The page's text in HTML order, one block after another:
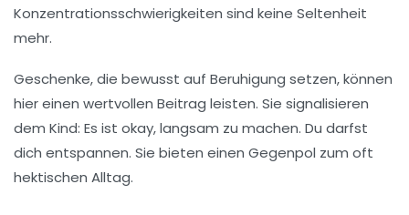
Konzentrationsschwierigkeiten sind keine Seltenheit
mehr.
Geschenke, die bewusst auf Beruhigung setzen, können
hier einen wertvollen Beitrag leisten. Sie signalisieren
dem Kind: Es ist okay, langsam zu machen. Du darfst
dich entspannen. Sie bieten einen Gegenpol zum oft
hektischen Alltag.